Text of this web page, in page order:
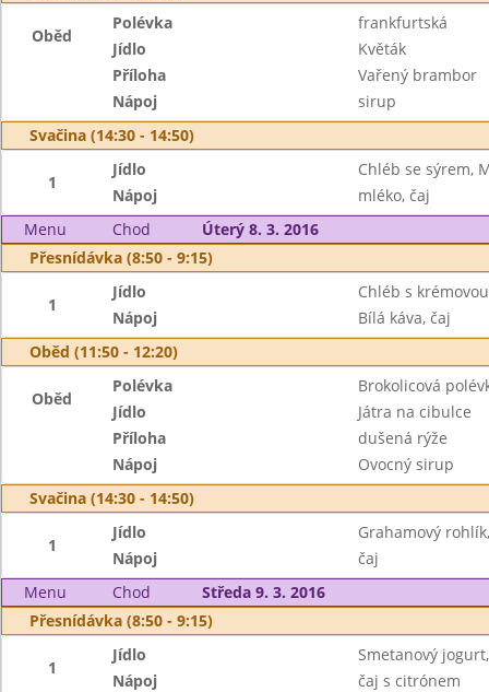
Oběd
Polévka
frankfurtská
Jídlo
Květák
Příloha
Vařený brambor
Nápoj
sirup
Svačina (14:30 - 14:50)
1
Jídlo
Chléb se sýrem,
Nápoj
mléko, čaj
Menu
Chod
Úterý 8. 3. 2016
Přesnídávka (8:50 - 9:15)
1
Jídlo
Chléb s
Nápoj
Bílá káva, čaj
Oběd (11:50 - 12:20)
Oběd
Polévka
Brokolicová
Jídlo
Játra na cibulce
Příloha
dušená rýže
Nápoj
Ovocný sirup
Svačina (14:30 - 14:50)
1
Jídlo
Grahamový
Nápoj
čaj
Menu
Chod
Středa 9. 3. 2016
Přesnídávka (8:50 - 9:15)
1
Jídlo
Smetanový
Nápoj
čaj s citrónem